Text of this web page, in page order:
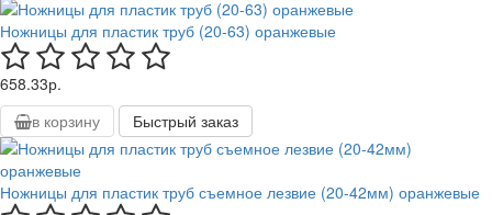
Ножницы для пластик труб (20-63) оранжевые
658.33р.
в корзину
Быстрый заказ
Ножницы для пластик труб съемное лезвие (20-42мм) оранжевые